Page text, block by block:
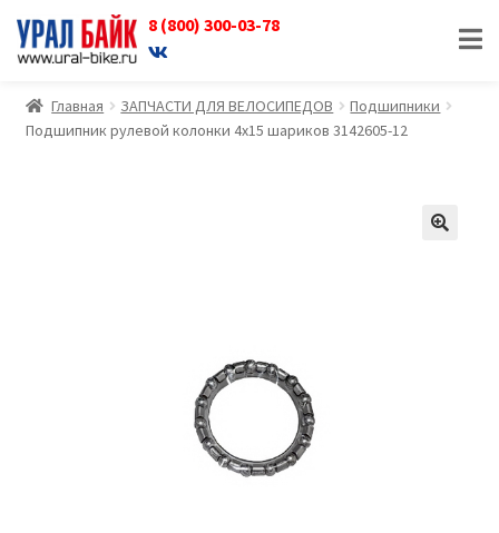
8 (800) 300-03-78
Перейти
к
навигации
Перейти
к
содержимому
Главная ЗАПЧАСТИ ДЛЯ ВЕЛОСИПЕДОВ
Подшипники
Подшипник рулевой колонки 4х15 шариков 3142605-12